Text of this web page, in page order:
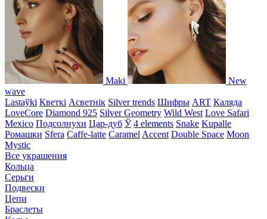
Maki
New
wave
Lastaўki Кветкі Асветнiк Silver trends Шифры ART Каляда
LoveCore Diamond 925 Silver Geometry Wild West Love Safari
Mexico Подсолнухи Цар-дуб Ў 4 elements Snake Kupalle
Ромашки Sfera Caffe-latte Caramel Accent Double Space Moon
Mystic
Все украшения
Кольца
Серьги
Подвески
Цепи
Браслеты